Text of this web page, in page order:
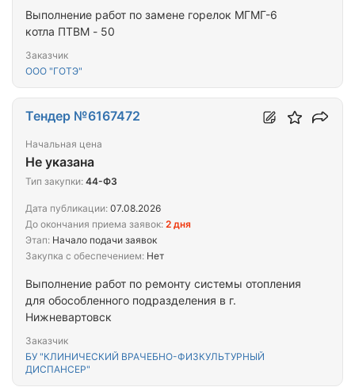
Выполнение работ по замене горелок МГМГ-6
котла ПТВМ - 50
Заказчик
ООО "ГОТЭ"
Выполнение работ по ремонту системы отопления
для обособленного подразделения в г.
Нижневартовск
Заказчик
БУ "КЛИНИЧЕСКИЙ ВРАЧЕБНО-ФИЗКУЛЬТУРНЫЙ
ДИСПАНСЕР"
Тендер №6167472
Начальная цена
Не указана
Тип закупки: 44-ФЗ
Дата публикации: 07.08.2026
До окончания приема заявок: 2 дня
Этап: Начало подачи заявок
Закупка с обеспечением: Нет